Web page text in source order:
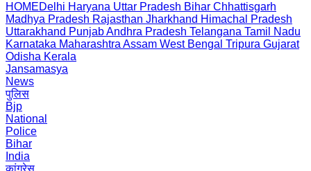
HOMEDelhi Haryana Uttar Pradesh Bihar Chhattisgarh
Madhya Pradesh Rajasthan Jharkhand Himachal Pradesh
Uttarakhand PunjabAndhra Pradesh Telangana Tamil Nadu
Karnataka Maharashtra Assam West Bengal Tripura Gujarat
Odisha Kerala
Jansamasya
News
पुलिस
Bjp
National
Police
Bihar
India
कांग्रेस